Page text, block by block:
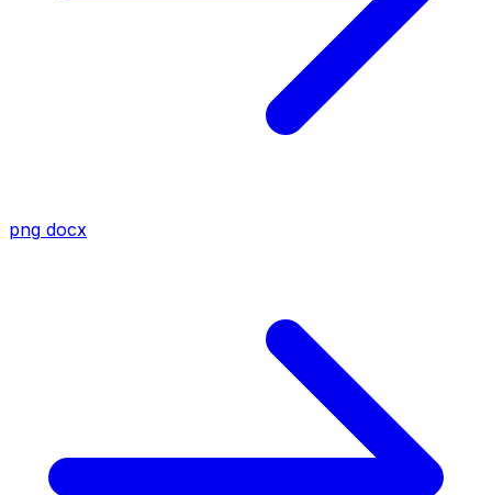
png docx